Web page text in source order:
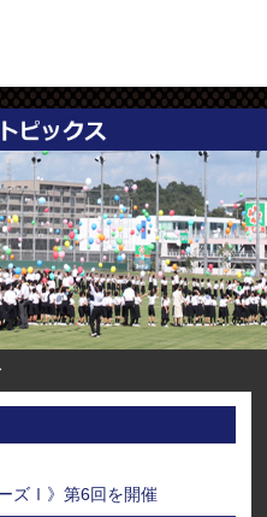
ズⅠ》第6回を開催